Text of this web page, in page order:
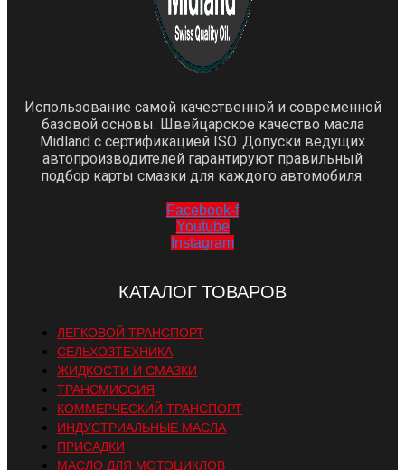
Использование самой качественной и современной
базовой основы. Швейцарское качество масла
Midland с сертификацией ISO. Допуски ведущих
автопроизводителей гарантируют правильный
подбор карты смазки для каждого автомобиля.
Facebook-f
Youtube
Instagram
КАТАЛОГ ТОВАРОВ
ЛЕГКОВОЙ ТРАНСПОРТ
СЕЛЬХОЗТЕХНИКА
ЖИДКОСТИ И СМАЗКИ
ТРАНСМИССИЯ
КОММЕРЧЕСКИЙ ТРАНСПОРТ
ИНДУСТРИАЛЬНЫЕ МАСЛА
ПРИСАДКИ
МАСЛО ДЛЯ МОТОЦИКЛОВ